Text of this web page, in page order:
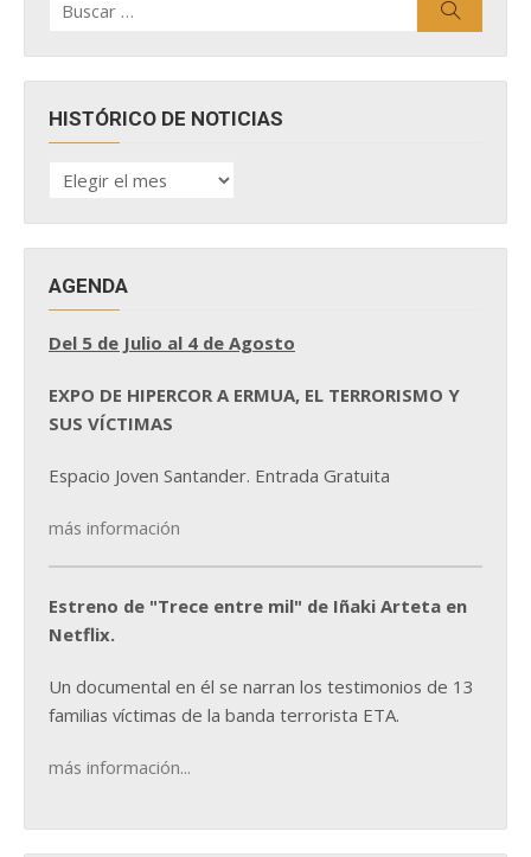
por:
HISTÓRICO DE NOTICIAS
HISTÓRICO
DE
AGENDA
Del 5 de Julio al 4 de Agosto
EXPO DE HIPERCOR A ERMUA, EL TERRORISMO Y
SUS VÍCTIMAS
Espacio Joven Santander. Entrada Gratuita
más información
Estreno de "Trece entre mil" de Iñaki Arteta en
Netflix.
Un documental en él se narran los testimonios de 13
familias víctimas de la banda terrorista ETA.
más información...